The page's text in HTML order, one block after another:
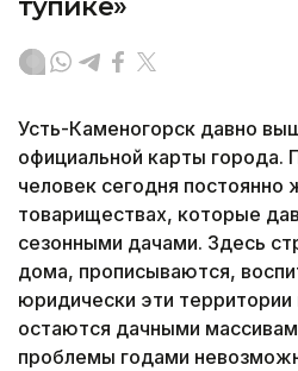
Усть-Каменогорск давно
официальной карты города.
человек сегодня постоянно
товариществах, которые
сезонными дачами. Здесь
дома, прописываются,
юридически эти
остаются дачными
проблемы годами